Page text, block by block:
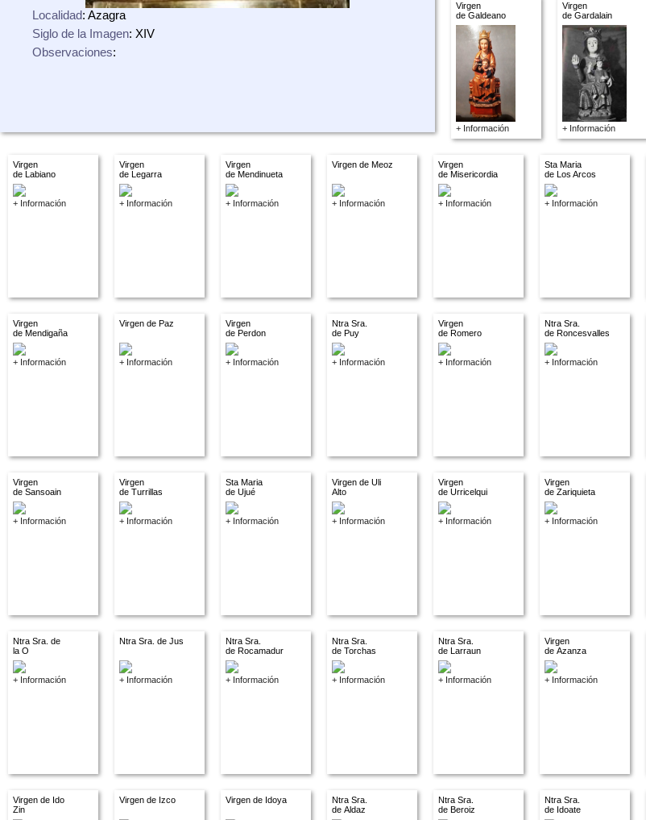
Localidad: Azagra
Siglo de la Imagen: XIV
Observaciones:
Virgen
de Galdeano
+ Información
Virgen
de Gardalain
+ Información
Virgen
de Labiano
+ Información
Virgen
de Legarra
+ Información
Virgen
de Mendinueta
+ Información
Virgen de Meoz
+ Información
Virgen
de Misericordia
+ Información
Sta Maria
de Los Arcos
+ Información
Virgen
de Mendigaña
+ Información
Virgen de Paz
+ Información
Virgen
de Perdon
+ Información
Ntra Sra.
de Puy
+ Información
Virgen
de Romero
+ Información
Ntra Sra.
de Roncesvalles
+ Información
Virgen
de Sansoain
+ Información
Virgen
de Turrillas
+ Información
Sta Maria
de Ujué
+ Información
Virgen de Uli
Alto
+ Información
Virgen
de Urricelqui
+ Información
Virgen
de Zariquieta
+ Información
Ntra Sra. de
la O
+ Información
Ntra Sra. de Jus
+ Información
Ntra Sra.
de Rocamadur
+ Información
Ntra Sra.
de Torchas
+ Información
Ntra Sra.
de Larraun
+ Información
Virgen
de Azanza
+ Información
Virgen de Ido
Zin
Virgen de Izco Virgen de Idoya
Ntra Sra.
de Aldaz
Ntra Sra.
de Beroiz
Ntra Sra.
de Idoate